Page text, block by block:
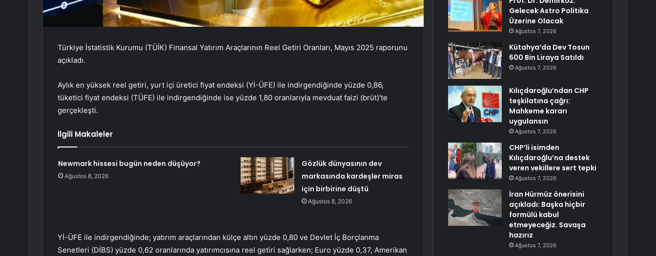
Türkiye İstatistik Kurumu (TÜİK) Finansal Yatırım Araçlarının Reel Getiri Oranları, Mayıs 2025 raporunu
açıkladı.
Aylık en yüksek reel getiri, yurt içi üretici fiyat endeksi (Yİ-ÜFE) ile indirgendiğinde yüzde 0,86,
tüketici fiyat endeksi (TÜFE) ile indirgendiğinde ise yüzde 1,80 oranlarıyla mevduat faizi (brüt)’te
gerçekleşti.
İlgili Makaleler
Newmark hissesi bugün neden düşüyor?
Ağustos 8, 2026
Gözlük dünyasının dev
markasında kardeşler miras
için birbirine düştü
Ağustos 8, 2026
Yİ-ÜFE ile indirgendiğinde; yatırım araçlarından külçe altın yüzde 0,80 ve Devlet İç Borçlanma
Senetleri (DİBS) yüzde 0,62 oranlarında yatırımcısına reel getiri sağlarken; Euro yüzde 0,37, Amerikan
Gelecek Astro Politika
Üzerine Olacak
Ağustos 7, 2026
Kütahya’da Dev Tosun
600 Bin Liraya Satıldı
Ağustos 7, 2026
Kılıçdaroğlu’ndan CHP
teşkilatına çağrı:
Mahkeme kararı
uygulansın
Ağustos 7, 2026
CHP’li isimden
Kılıçdaroğlu’na destek
veren vekillere sert tepki
Ağustos 7, 2026
İran Hürmüz önerisini
açıkladı: Başka hiçbir
formülü kabul
etmeyeceğiz. Savaşa
hazırız
Ağustos 7, 2026